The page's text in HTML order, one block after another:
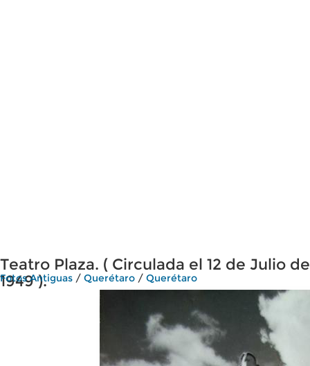
Teatro Plaza. ( Circulada el 12 de Julio de
1949 ).
Fotos Antiguas / Querétaro / Querétaro